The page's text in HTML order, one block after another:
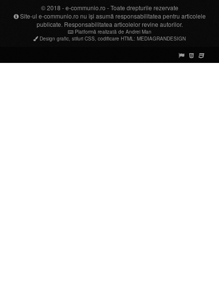
© 2018 -e-communio.ro - Toate drepturile rezervate
Site-ul e-communio.ro nu își asumă responsabilitatea pentru articolele
publicate. Responsabilitatea articolelor revine autorilor.
Platformă realizată de Andrei Man
Design grafic stiluri CSS codificare HTML : MEDIAGRANDESIGN